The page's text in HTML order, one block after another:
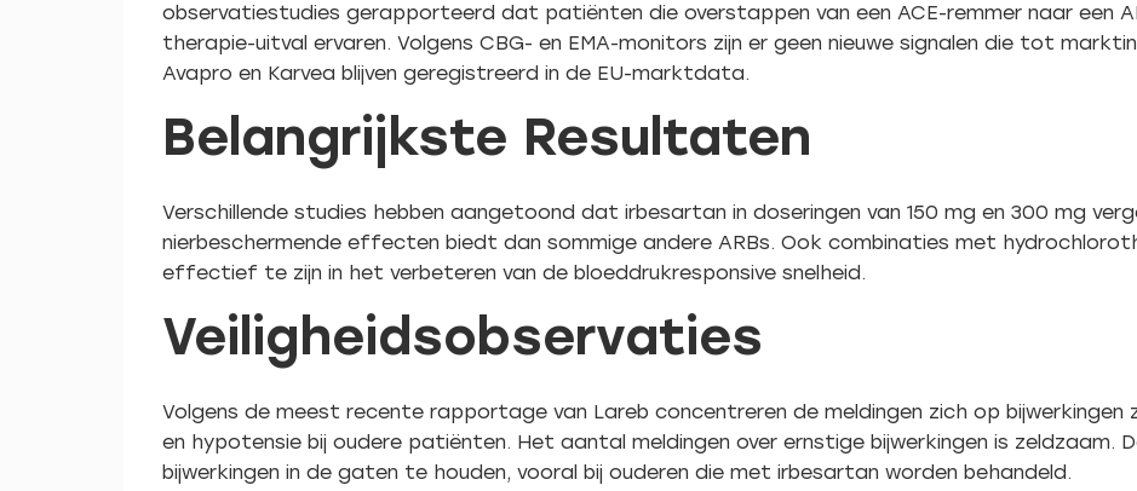
observatiestudies gerapporteerd dat patiënten die overstappen van een ACE-remmer naar een
therapie-uitval ervaren. Volgens CBG- en EMA-monitors zijn er geen nieuwe signalen die tot
Avapro en Karvea blijven geregistreerd in de EU-marktdata.
Belangrijkste Resultaten
Verschillende studies hebben aangetoond dat irbesartan in doseringen van 150 mg en 300 mg
nierbeschermende effecten biedt dan sommige andere ARBs. Ook combinaties met
effectief te zijn in het verbeteren van de bloeddrukresponsive snelheid.
Veiligheidsobservaties
Volgens de meest recente rapportage van Lareb concentreren de meldingen zich op bijwerkingen
en hypotensie bij oudere patiënten. Het aantal meldingen over ernstige bijwerkingen is zeldzaam.
bijwerkingen in de gaten te houden, vooral bij ouderen die met irbesartan worden behandeld.